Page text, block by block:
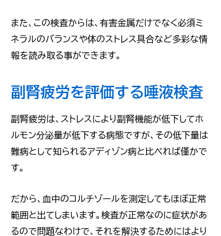
また、この検査からは、有害金属だけでなく必須ミ
ネラルのバランスや体のストレス具合など多彩な情
報を読み取る事ができます。
副腎疲労を評価する唾液検査
副腎疲労は、ストレスにより副腎機能が低下してホ
ルモン分泌量が低下する病態ですが、その低下量は
難病として知られるアディゾン病と比べれば僅かで
す。
だから、血中のコルチゾールを測定してもほぼ正常
範囲と出てしまいます。検査が正常なのに症状があ
るので問題なわけで、それを解決するためにはより